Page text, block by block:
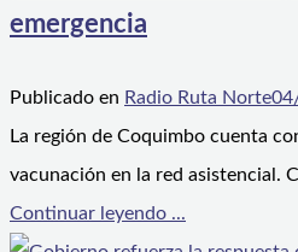
emergencia
Publicado en Radio Ruta Norte
La región de Coquimbo cuenta
vacunación en la red asistencial.
Continuar leyendo ...